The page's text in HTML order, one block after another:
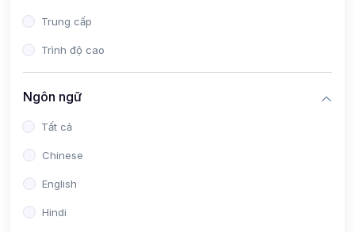
Trung cấp
Trình độ cao
Ngôn ngữ
Tất cả
Chinese
English
Hindi